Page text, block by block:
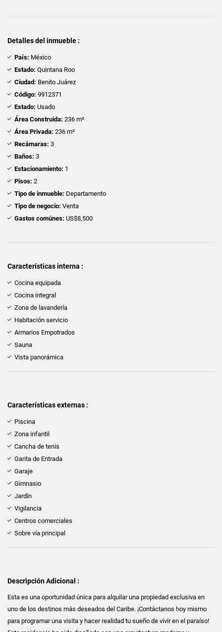
Detalles del inmueble :
País: México
Estado: Quintana Roo
Ciudad: Benito Juárez
Código: 9912371
Estado: Usado
Área Construida: 236 m²
Área Privada: 236 m²
Recámaras: 3
Baños: 3
Estacionamiento: 1
Pisos: 2
Tipo de inmueble: Departamento
Tipo de negocio: Venta
Gastos comúnes: US$8,500
Características interna :
Cocina equipada
Cocina integral
Zona de lavandería
Habitación servicio
Armarios Empotrados
Sauna
Vista panorámica
Características externas :
Piscina
Zona infantil
Cancha de tenis
Garita de Entrada
Garaje
Gimnasio
Jardín
Vigilancia
Centros comerciales
Sobre vía principal
Descripción Adicional :
Esta es una oportunidad única para alquilar una propiedad exclusiva en
uno de los destinos más deseados del Caribe. ¡Contáctanos hoy mismo
para programar una visita y hacer realidad tu sueño de vivir en el paraíso!